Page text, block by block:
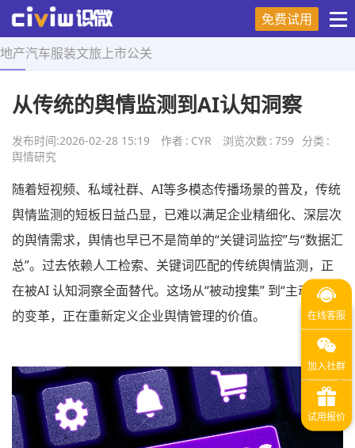
免费试用
地产汽车服装文旅 上市公关
首页 > 舆情研究 > 正文
从传统的舆情监测到AI认知洞察
发布时间:2026-02-28 15:19 作者 : CYR 浏览次数 : 759 分类 :
舆情研究
随着短视频、私域社群、AI等多模态传播场景的普及，传统
舆情监测的短板日益凸显，已难以满足企业精细化、深层次
的舆情需求，舆情也早已不是简单的“关键词监控”与“数据汇
总”。过去依赖人工检索、关键词匹配的传统舆情监测，正
在被AI 认知洞察全面替代。这场从“被动搜集” 到“主动理解”
的变革，正在重新定义企业舆情管理的价值。